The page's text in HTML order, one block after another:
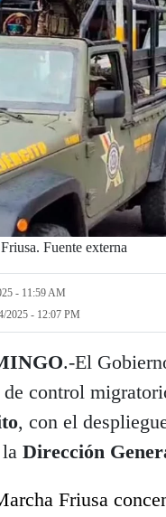
Fuente externa
- 11:59 AM
- 12:07 PM
.-El
control
, con el
Dirección
Friusa